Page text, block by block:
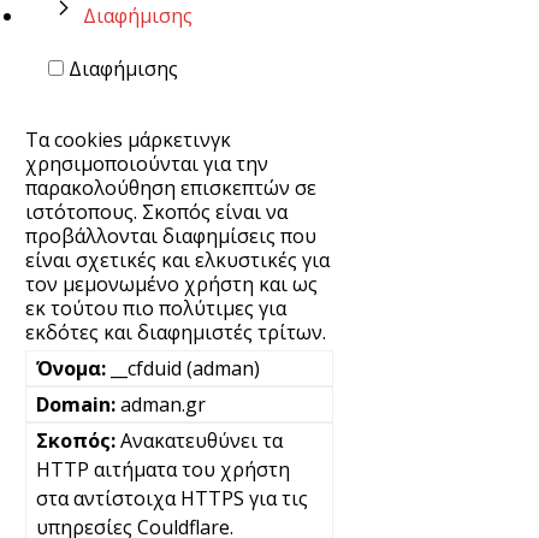
Διαφήμισης
Διαφήμισης
Τα cookies μάρκετινγκ
χρησιμοποιούνται για την
παρακολούθηση επισκεπτών σε
ιστότοπους. Σκοπός είναι να
προβάλλονται διαφημίσεις που
είναι σχετικές και ελκυστικές για
τον μεμονωμένο χρήστη και ως
εκ τούτου πιο πολύτιμες για
εκδότες και διαφημιστές τρίτων.
__cfduid (adman)
adman.gr
Ανακατευθύνει τα
HTTP αιτήματα του χρήστη
στα αντίστοιχα HTTPS για τις
υπηρεσίες Couldflare.